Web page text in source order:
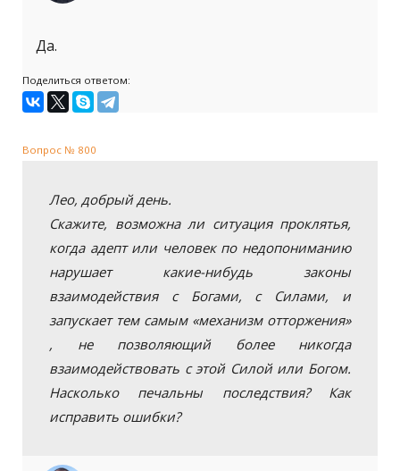
Да.
Поделиться ответом:
Вопрос № 800
Лео, добрый день.
Скажите, возможна ли ситуация проклятья,
когда адепт или человек по недопониманию
нарушает какие-нибудь законы
взаимодействия с Богами, с Силами, и
запускает тем самым «механизм отторжения»
, не позволяющий более никогда
взаимодействовать с этой Силой или Богом.
Насколько печальны последствия? Как
исправить ошибки?